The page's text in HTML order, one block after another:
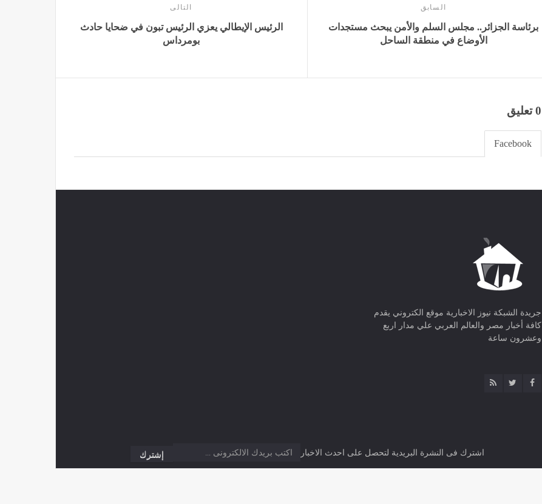
السابق
برئاسة الجزائر.. مجلس السلم والأمن يبحث مستجدات
الأوضاع في منطقة الساحل
التالى
الرئيس الإيطالي يعزي الرئيس تبون في ضحايا حادث
بومرداس
0 تعليق
Facebook
جريدة الشبكة نيوز الاخبارية موقع الكتروني يقدم
كافة أخبار مصر والعالم العربي علي مدار اربع
وعشرون ساعة
اشترك فى النشرة البريدية لتحصل على احدث الاخبار